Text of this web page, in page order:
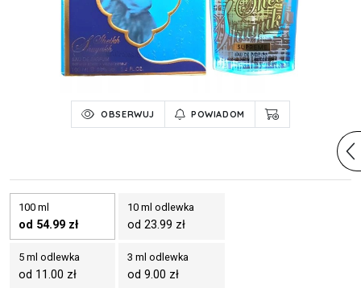
OBSERWUJ POWIADOM
100 ml
od 54.99 zł
10 ml odlewka
od 23.99 zł
5 ml odlewka
od 11.00 zł
3 ml odlewka
od 9.00 zł